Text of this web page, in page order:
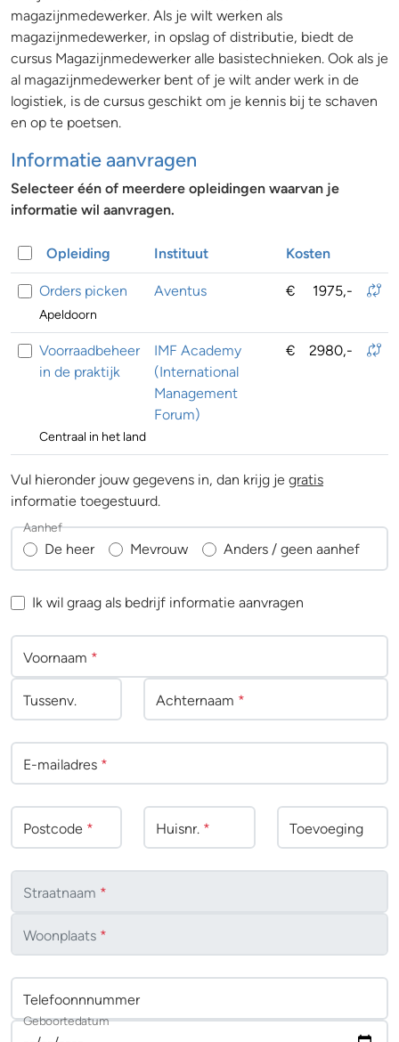
magazijnmedewerker. Als je wilt werken als
magazijnmedewerker, in opslag of distributie, biedt de
cursus Magazijnmedewerker alle basistechnieken. Ook als je
al magazijnmedewerker bent of je wilt ander werk in de
logistiek, is de cursus geschikt om je kennis bij te schaven
en op te poetsen.
Informatie aanvragen
Selecteer één of meerdere opleidingen waarvan je
informatie wil aanvragen.
Opleiding Instituut Kosten
Orders picken Aventus € 1975,-
Apeldoorn
Voorraadbeheer
in de praktijk
IMF Academy
(International
Management
Forum)
€ 2980,-
Centraal in het land
Vul hieronder jouw gegevens in, dan krijg je gratis
informatie toegestuurd.
De heer Mevrouw Anders / geen aanhef
Aanhef
Ik wil graag als bedrijf informatie aanvragen
Voornaam *
Tussenv. Achternaam *
E-mailadres *
Postcode * Huisnr. * Toevoeging
Straatnaam *
Woonplaats *
Telefoonnnummer
Geboortedatum